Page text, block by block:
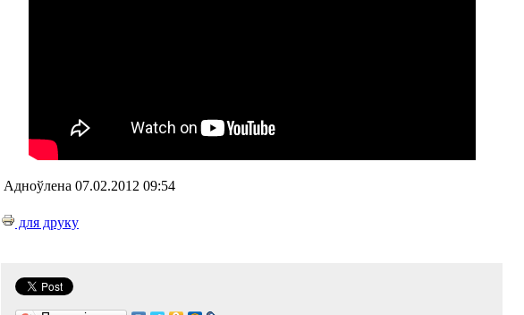
Адноўлена 07.02.2012 09:54
для друку